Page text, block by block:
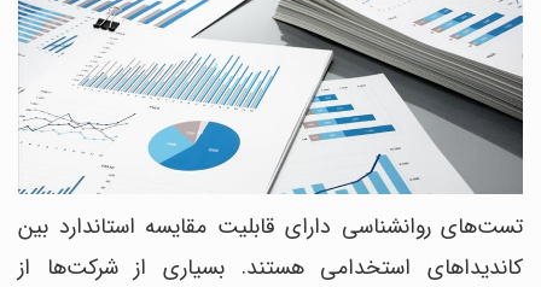
تست‌های روانشناسی دارای قابلیت مقایسه استاندارد بین
کاندیداهای استخدامی هستند. بسیاری از شرکت‌ها از